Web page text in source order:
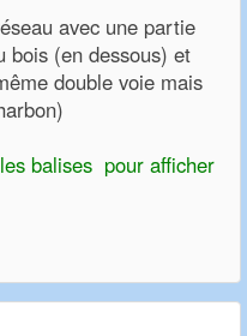
avec une partie
bois (en dessous) et
double voie mais
balises pour afficher